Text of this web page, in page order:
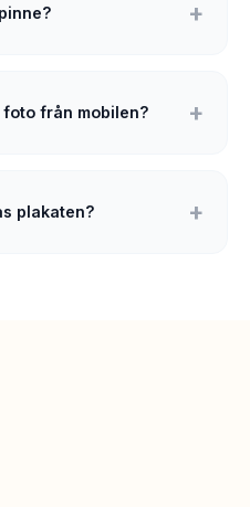
från mobilen?
plakaten?